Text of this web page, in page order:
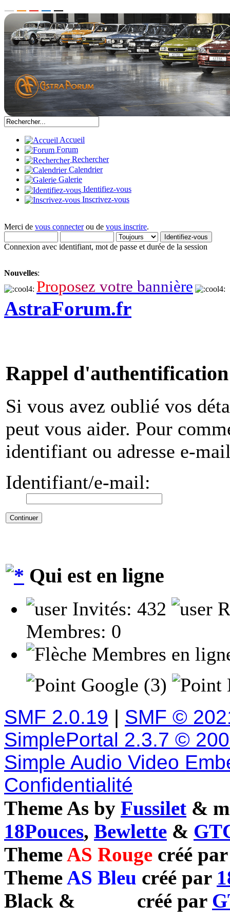
Accueil
Forum
Rechercher
Calendrier
Galerie
Identifiez-vous
Inscrivez-vous
Merci de vous connecterou de vous inscrire.
Connexion avec identifiant, mot de passe et durée de la session
Nouvelles:
Proposez votre bannière
AstraForum.fr
Rappel d'authentification
Si vous avez oublié vos
peut vous aider. Pour
identifiant ou adresse e-
Identifiant/e-mail:
Qui est en ligne
Invités: 432
Membres: 0
Membres en
Google (3)
SMF 2.0.19 | SMF ©
SimplePortal 2.3.7 ©
Simple Audio Video
Confidentialité
Theme As by Fussilet &
18Pouces, Bewlette &
ThemeAS Rouge créé
ThemeAS Bleu créé par
Black & créé par